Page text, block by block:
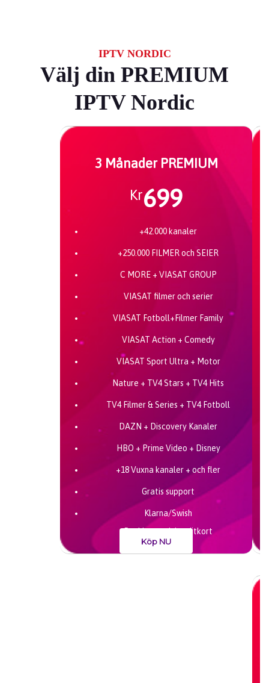
IPTV NORDIC
Välj din PREMIUM
IPTV Nordic
3 Månader PREMIUM
Kr699
+42.000 kanaler
+250.000 FILMER och SEIER
C MORE + VIASAT GROUP
VIASAT filmer och serier
VIASAT Fotboll+Filmer Family
VIASAT Action + Comedy
VIASAT Sport Ultra + Motor
Nature + TV4 Stars + TV4 Hits
TV4 Filmer & Series + TV4 Fotboll
DAZN + Discovery Kanaler
HBO + Prime Video + Disney
+18 Vuxna kanaler + och fler
Gratis support
Klarna/Swish
Bankkort och kreditkort
Köp NU